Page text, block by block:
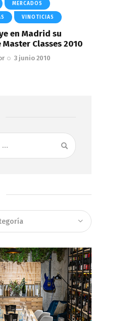
MERCADOS
VINOTICIAS
en Madrid su
Classes 2010
3 junio 2010